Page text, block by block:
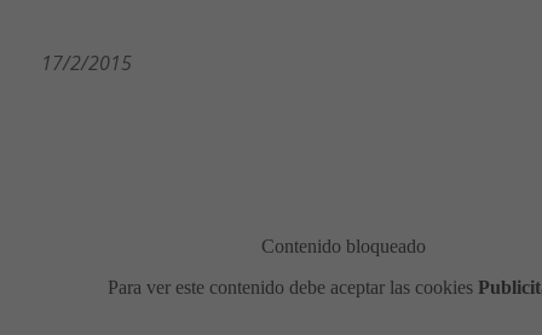
17/2/2015